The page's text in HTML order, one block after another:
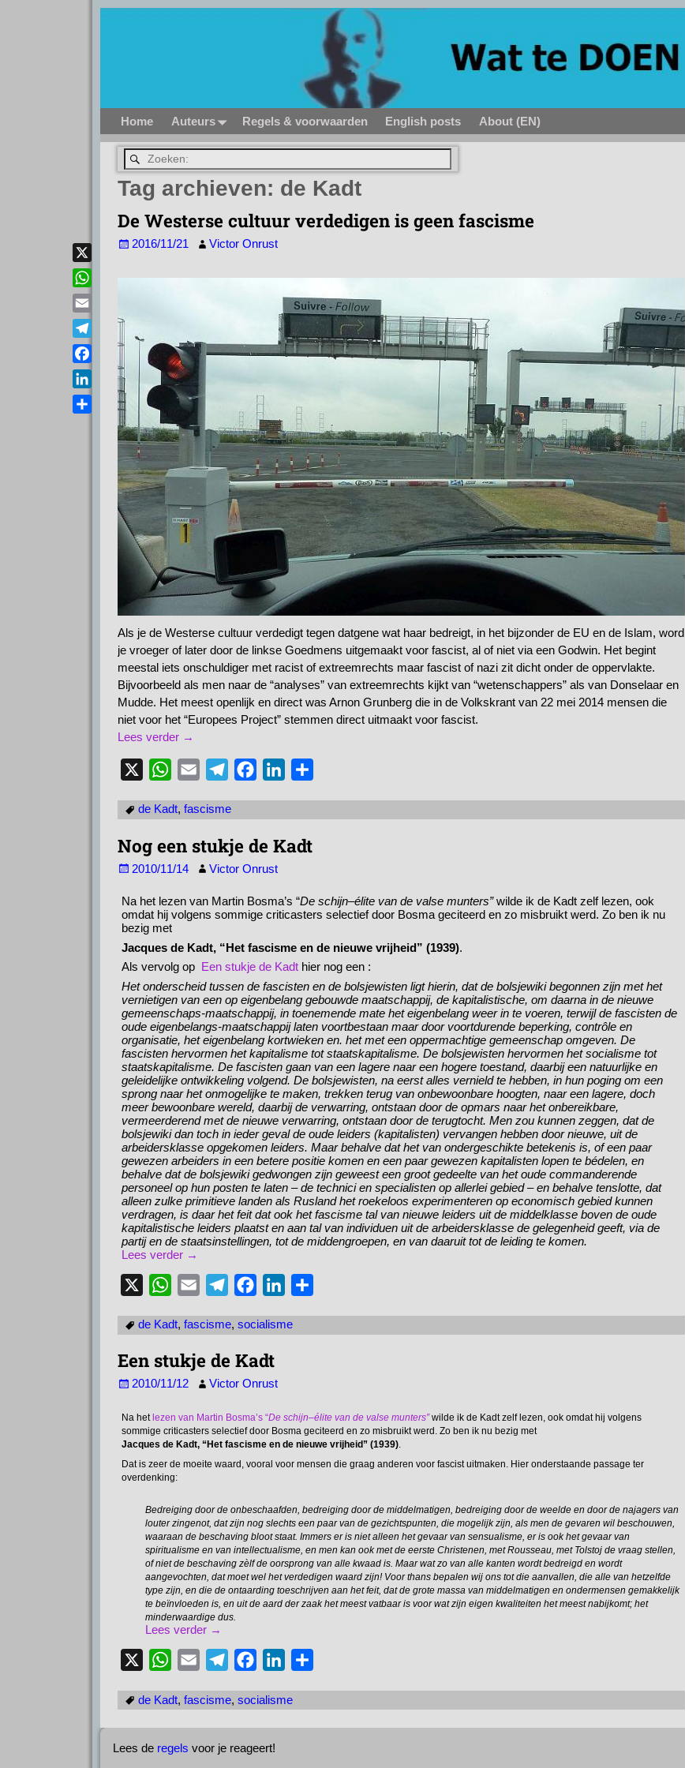
Home Auteurs Regels & voorwaarden English posts About (EN)
Tag archieven: de Kadt
De Westerse cultuur verdedigen is geen fascisme
2016/11/21 Victor Onrust
Als je de Westerse cultuur verdedigt tegen datgene wat haar bedreigt, in het bijzonder de EU en de Islam, word
je vroeger of later door de linkse Goedmens uitgemaakt voor fascist, al of niet via een Godwin. Het begint
meestal iets onschuldiger met racist of extreemrechts maar fascist of nazi zit dicht onder de oppervlakte.
Bijvoorbeeld als men naar de “analyses” van extreemrechts kijkt van “wetenschappers” als van Donselaar en
Mudde. Het meest openlijk en direct was Arnon Grunberg die in de Volkskrant van 22 mei 2014 mensen die
niet voor het “Europees Project” stemmen direct uitmaakt voor fascist.
Lees verder →
W
a
s
p
p
a
l
e
g
a
e
b
o
k
e
I
de Kadt, fascisme
Nog een stukje de Kadt
2010/11/14 Victor Onrust
Na het lezen van Martin Bosma’s “De schijn–élite van de valse munters”wilde ik de Kadt zelf lezen, ook
omdat hij volgens sommige criticasters selectief door Bosma geciteerd en zo misbruikt werd. Zo ben ik nu
bezig met
Jacques de Kadt, “Het fascisme en de nieuwe vrijheid” (1939).
Als vervolg op Een stukje de Kadthier nog een :
Het onderscheid tussen de fascisten en de bolsjewisten ligt hierin, dat de bolsjewiki begonnen zijn met het
vernietigen van een op eigenbelang gebouwde maatschappij, de kapitalistische, om daarna in de nieuwe
gemeenschaps-maatschappij, in toenemende mate het eigenbelang weer in te voeren, terwijl de fascisten de
oude eigenbelangs-maatschappij laten voortbestaan maar door voortdurende beperking, contrôle en
organisatie, het eigenbelang kortwieken en. het met een oppermachtige gemeenschap omgeven. De
fascisten hervormen het kapitalisme tot staatskapitalisme. De bolsjewisten hervormen het socialisme tot
staatskapitalisme. De fascisten gaan van een lagere naar een hogere toestand, daarbij een natuurlijke en
geleidelijke ontwikkeling volgend. De bolsjewisten, na eerst alles vernield te hebben, in hun poging om een
sprong naar het onmogelijke te maken, trekken terug van onbewoonbare hoogten, naar een lagere, doch
meer bewoonbare wereld, daarbij de verwarring, ontstaan door de opmars naar het onbereikbare,
vermeerderend met de nieuwe verwarring, ontstaan door de terugtocht. Men zou kunnen zeggen, dat de
bolsjewiki dan toch in ieder geval de oude leiders (kapitalisten) vervangen hebben door nieuwe, uit de
arbeidersklasse opgekomen leiders. Maar behalve dat het van ondergeschikte betekenis is, of een paar
gewezen arbeiders in een betere positie komen en een paar gewezen kapitalisten lopen te bédelen, en
behalve dat de bolsjewiki gedwongen zijn geweest een groot gedeelte van het oude commanderende
personeel op hun posten te laten – de technici en specialisten op allerlei gebied – en behalve tenslotte, dat
alleen zulke primitieve landen als Rusland het roekeloos experimenteren op economisch gebied kunnen
verdragen, is daar het feit dat ook het fascisme tal van nieuwe leiders uit de middelklasse boven de oude
kapitalistische leiders plaatst en aan tal van individuen uit de arbeidersklasse de gelegenheid geeft, via de
partij en de staatsinstellingen, tot de middengroepen, en van daaruit tot de leiding te komen.
Lees verder →
W
a
p
p
a
l
a
m
c
o
k
n
I
n
de Kadt, fascisme, socialisme
Een stukje de Kadt
2010/11/12 Victor Onrust
Na het lezen van Martin Bosma’s “De schijn–élite van de valse munters” wilde ik de Kadt zelf lezen, ook omdat hij volgens
sommige criticasters selectief door Bosma geciteerd en zo misbruikt werd. Zo ben ik nu bezig met
Jacques de Kadt, “Het fascisme en de nieuwe vrijheid” (1939).
Dat is zeer de moeite waard, vooral voor mensen die graag anderen voor fascist uitmaken. Hier onderstaande passage ter
overdenking:
Bedreiging door de onbeschaafden, bedreiging door de middelmatigen, bedreiging door de weelde en door de najagers van
louter zingenot, dat zijn nog slechts een paar van de gezichtspunten, die mogelijk zijn, als men de gevaren wil beschouwen,
waaraan de beschaving bloot staat. Immers er is niet alleen het gevaar van sensualisme, er is ook het gevaar van
spiritualisme en van intellectualisme, en men kan ook met de eerste Christenen, met Rousseau, met Tolstoj de vraag stellen,
of niet de beschaving zèlf de oorsprong van alle kwaad is. Maar wat zo van alle kanten wordt bedreigd en wordt
aangevochten, dat moet wel het verdedigen waard zijn! Voor thans bepalen wij ons tot die aanvallen, die alle van hetzelfde
type zijn, en die de ontaarding toeschrijven aan het feit, dat de grote massa van middelmatigen en ondermensen gemakkelijk
te beïnvloeden is, en uit de aard der zaak het meest vatbaar is voor wat zijn eigen kwaliteiten het meest nabijkomt; het
minderwaardige dus.
Lees verder →
W
a
t
s
a
i
l
l
e
g
c
e
b
n
k
e
de Kadt, fascisme, socialisme
X
W
h
a
t
s
A
p
E
m
a
l
T
e
l
e
F
a
c
L
i
Lees de regels voor je reageert!